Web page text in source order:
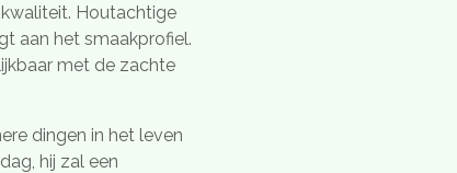
Houtachtige
aan het smaakprofiel.
met de zachte
dingen in het leven
hij zal een